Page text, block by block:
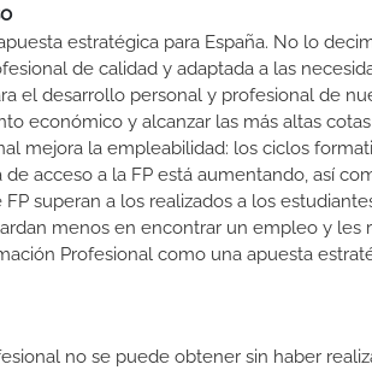
estratégica para España. No lo
de calidad y adaptada a las
el desarrollo personal y profesional de
económico y alcanzar las más altas
mejora la empleabilidad: los ciclos
acceso a la FP está aumentando, así
superan a los realizados a los
menos en encontrar un empleo y
Profesional como una apuesta
no se puede obtener sin haber